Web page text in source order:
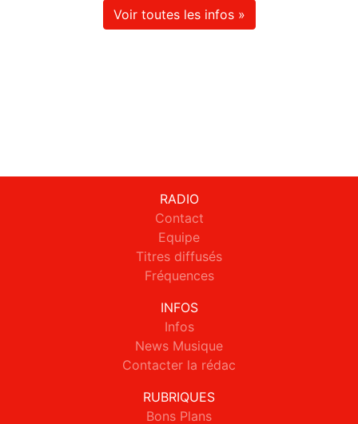
Voir toutes les infos »
RADIO
Contact
Equipe
Titres diffusés
Fréquences
INFOS
Infos
News Musique
Contacter la rédac
RUBRIQUES
Bons Plans